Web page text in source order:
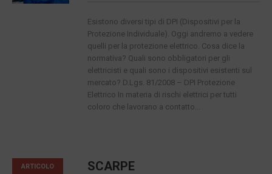
Esistono diversi tipi di DPI (Dispositivi per la
Protezione Individuale). Oggi andremo a vedere
quelli per la protezione elettrico. Cosa dice la
normativa? Quali sono obbligatori per gli
elettricisti e quali sono i dispositivi esistenti sul
mercato? D.Lgs. 81/2008 – DPI Protezione
Elettrico In materia di rischi elettrici per tutti
coloro che lavorano a contatto...
ARTICOLO
SCARPE